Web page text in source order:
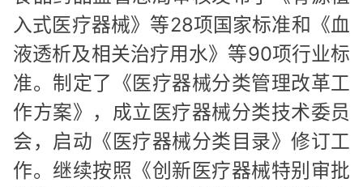
入式医疗器械》等28项国家标准和《血
液透析及相关治疗用水》等90项行业标
准。制定了《医疗器械分类管理改革工
作方案》，成立医疗器械分类技术委员
会，启动《医疗器械分类目录》修订工
作。继续按照《创新医疗器械特别审批